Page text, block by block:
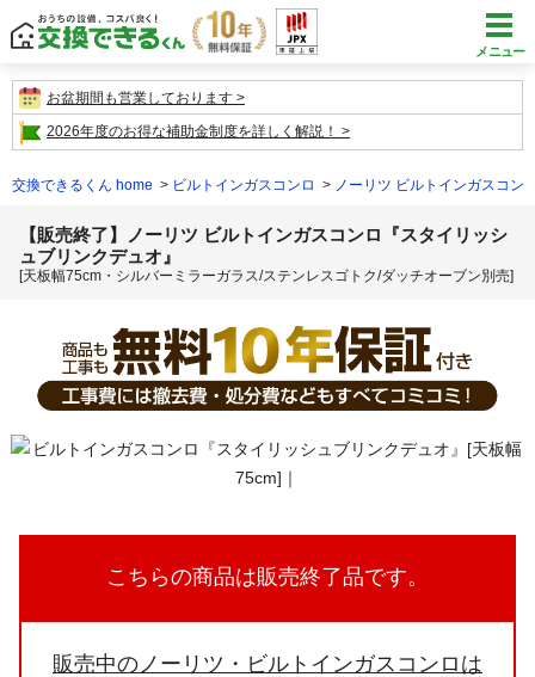
メニュー
お盆期間も営業しております
2026年度のお得な補助金制度を詳しく解説！
交換できるくん home ビルトインガスコンロ ノーリツ ビルトインガスコン
【販売終了】ノーリツ ビルトインガスコンロ『スタイリッシ
ュブリンクデュオ』
[天板幅75cm・シルバーミラーガラス/ステンレスゴトク/ダッチオーブン別売]
こちらの商品は販売終了品です。
販売中のノーリツ・ビルトインガスコンロは